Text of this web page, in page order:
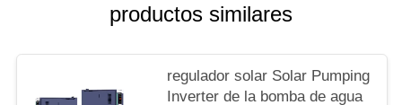
productos similares
regulador solar Solar Pumping
Inverter de la bomba de agua